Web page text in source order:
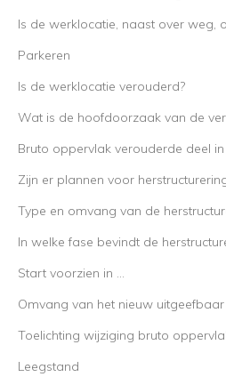
Is de werklocatie, naast over weg,
Parkeren
Is de werklocatie verouderd?
Wat is de hoofdoorzaak van de
Bruto oppervlak verouderde deel
Zijn er plannen voor
Type en omvang van de
In welke fase bevindt de
Start voorzien in …
Omvang van het nieuw
Toelichting wijziging bruto
Leegstand